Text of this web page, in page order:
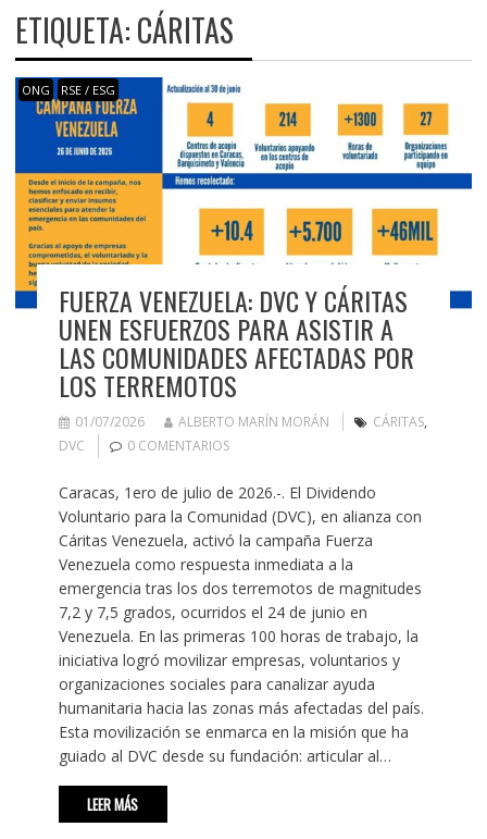
ETIQUETA:CÁRITAS
ONG RSE / ESG
FUERZA VENEZUELA: DVC Y CÁRITAS
UNEN ESFUERZOS PARA ASISTIR A
LAS COMUNIDADES AFECTADAS POR
LOS TERREMOTOS
01/07/2026 ALBERTO MARÍN MORÁN CÁRITAS,
DVC
0 COMENTARIOS
Caracas, 1ero de julio de 2026.-. El Dividendo
Voluntario para la Comunidad (DVC), en alianza con
Cáritas Venezuela, activó la campaña Fuerza
Venezuela como respuesta inmediata a la
emergencia tras los dos terremotos de magnitudes
7,2 y 7,5 grados, ocurridos el 24 de junio en
Venezuela. En las primeras 100 horas de trabajo, la
iniciativa logró movilizar empresas, voluntarios y
organizaciones sociales para canalizar ayuda
humanitaria hacia las zonas más afectadas del país.
Esta movilización se enmarca en la misión que ha
guiado al DVC desde su fundación: articular al…
LEER MÁS